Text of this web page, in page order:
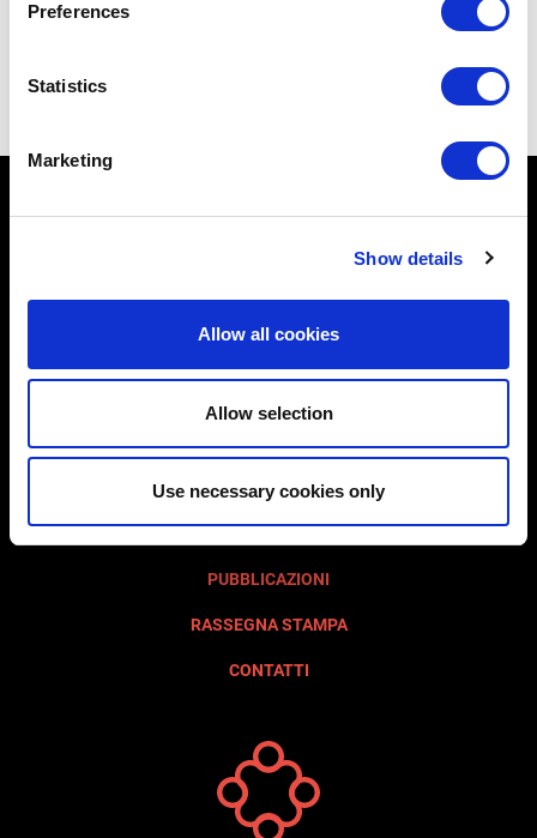
Preferences
Statistics
Marketing
Show details
Allow all cookies
Allow selection
Use necessary cookies only
VISITA AQUILEIA
FONDAZIONE
EVENTI E MOSTRE
DIDATTICA
PUBBLICAZIONI
RASSEGNA STAMPA
CONTATTI